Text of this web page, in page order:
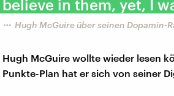
believe in them, yet, I
Hugh McGuire über seinen Dopamin-
Hugh McGuire wollte wieder lesen
Punkte-Plan hat er sich von seiner